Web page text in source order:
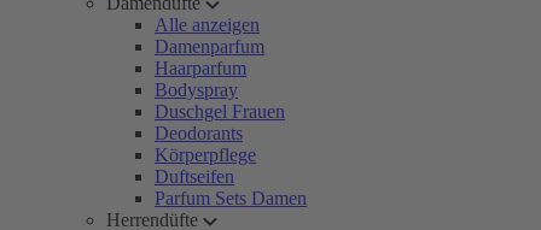
Alle anzeigen
Damenparfum
Haarparfum
Bodyspray
Duschgel Frauen
Deodorants
Körperpflege
Duftseifen
Parfum Sets Damen
Herrendüfte